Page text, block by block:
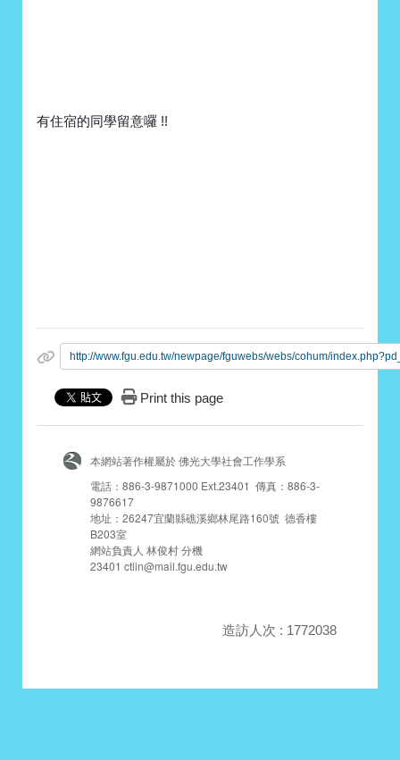
有住宿的同學留意囉 !!
http://www.fgu.edu.tw/newpage/fguwebs/webs/cohum/
Print this page
本網站著作權屬於 佛光大學社會工作學系
電話：886-3-9871000 Ext.23401 傳真：886-3-
9876617
地址：26247宜蘭縣礁溪鄉林尾路160號 德香樓
B203室
網站負責人 林俊村 分機
23401 ctlin@mail.fgu.edu.tw
造訪人次 : 1772038